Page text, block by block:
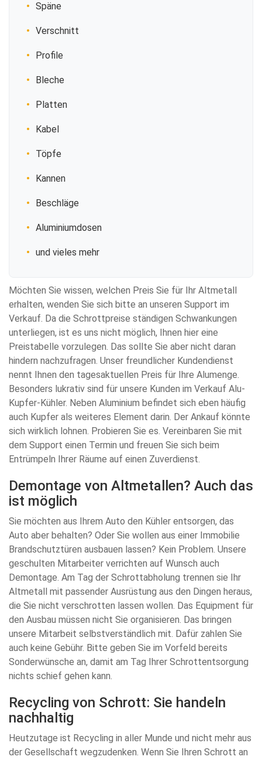
Späne
Verschnitt
Profile
Bleche
Platten
Kabel
Töpfe
Kannen
Beschläge
Aluminiumdosen
und vieles mehr
Möchten Sie wissen, welchen Preis Sie für Ihr Altmetall
erhalten, wenden Sie sich bitte an unseren Support im
Verkauf. Da die Schrottpreise ständigen Schwankungen
unterliegen, ist es uns nicht möglich, Ihnen hier eine
Preistabelle vorzulegen. Das sollte Sie aber nicht daran
hindern nachzufragen. Unser freundlicher Kundendienst
nennt Ihnen den tagesaktuellen Preis für Ihre Alumenge.
Besonders lukrativ sind für unsere Kunden im Verkauf Alu-
Kupfer-Kühler. Neben Aluminium befindet sich eben häufig
auch Kupfer als weiteres Element darin. Der Ankauf könnte
sich wirklich lohnen. Probieren Sie es. Vereinbaren Sie mit
dem Support einen Termin und freuen Sie sich beim
Entrümpeln Ihrer Räume auf einen Zuverdienst.
Demontage von Altmetallen? Auch das
ist möglich
Sie möchten aus Ihrem Auto den Kühler entsorgen, das
Auto aber behalten? Oder Sie wollen aus einer Immobilie
Brandschutztüren ausbauen lassen? Kein Problem. Unsere
geschulten Mitarbeiter verrichten auf Wunsch auch
Demontage. Am Tag der Schrottabholung trennen sie Ihr
Altmetall mit passender Ausrüstung aus den Dingen heraus,
die Sie nicht verschrotten lassen wollen. Das Equipment für
den Ausbau müssen nicht Sie organisieren. Das bringen
unsere Mitarbeit selbstverständlich mit. Dafür zahlen Sie
auch keine Gebühr. Bitte geben Sie im Vorfeld bereits
Sonderwünsche an, damit am Tag Ihrer Schrottentsorgung
nichts schief gehen kann.
Recycling von Schrott: Sie handeln
nachhaltig
Heutzutage ist Recycling in aller Munde und nicht mehr aus
der Gesellschaft wegzudenken. Wenn Sie Ihren Schrott an